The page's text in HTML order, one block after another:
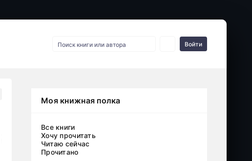
Войти
Моя книжная полка
Все книги
Хочу прочитать
Читаю сейчас
Прочитано